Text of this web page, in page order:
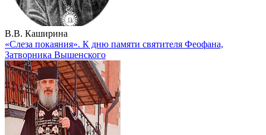
В.В. Каширина
«Слеза покаяния». К дню памяти святителя Феофана,
Затворника Вышенского